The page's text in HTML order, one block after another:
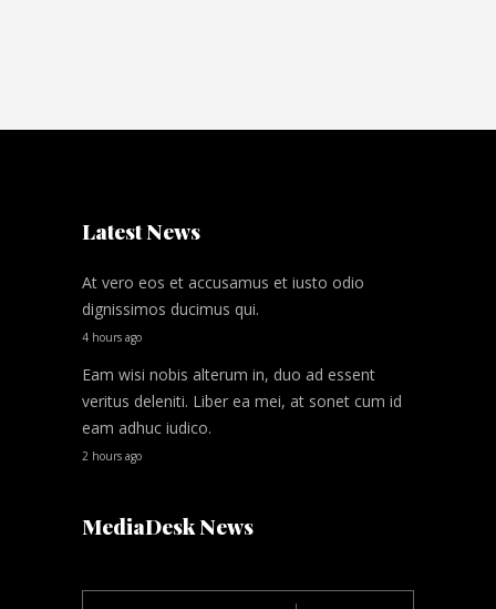
Latest News
At vero eos et accusamus et iusto odio
dignissimos ducimus qui.
4 hours ago
Eam wisi nobis alterum in, duo ad essent
veritus deleniti. Liber ea mei, at sonet cum id
eam adhuc iudico.
2 hours ago
MediaDesk News